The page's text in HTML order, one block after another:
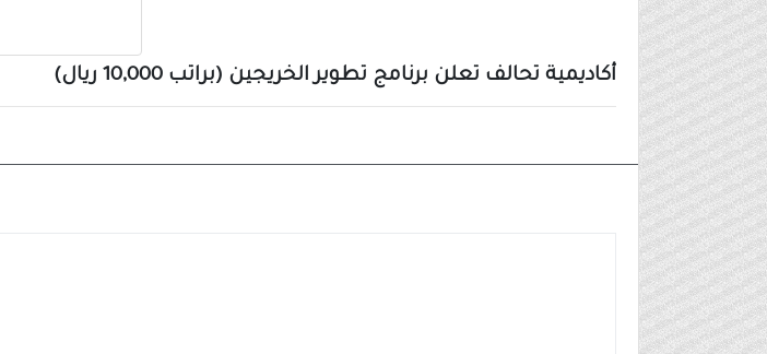
أكاديمية تحالف تعلن برنامج تطوير الخريجين (براتب 10,000 ريال)